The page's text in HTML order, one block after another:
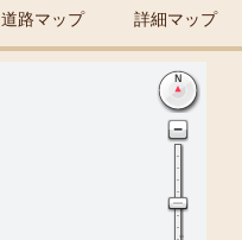
道路マップ 詳細マップ